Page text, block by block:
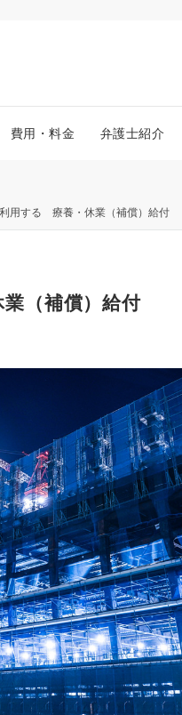
費用・料金 弁護士紹介
用する 療養・休業（補償）給付
（補償）給付